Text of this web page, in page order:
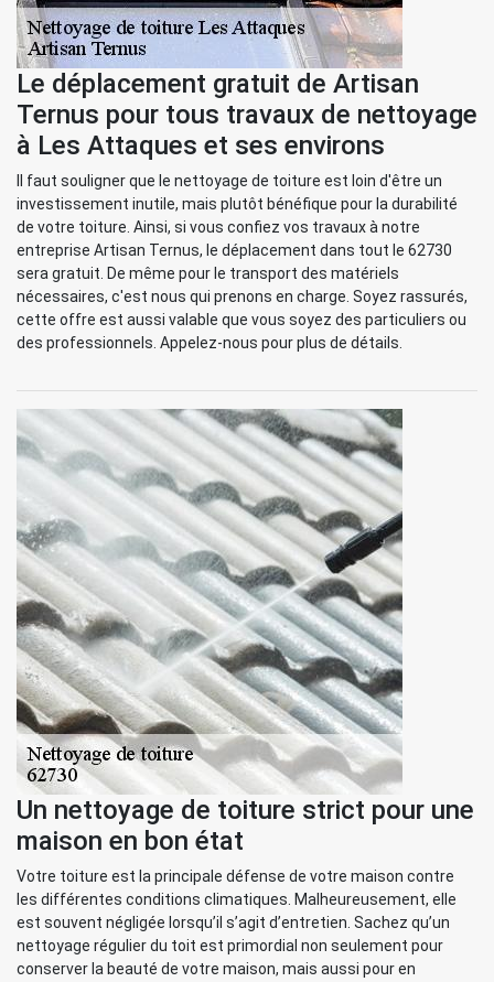
Le déplacement gratuit de Artisan
Ternus pour tous travaux de nettoyage
à Les Attaques et ses environs
Il faut souligner que le nettoyage de toiture est loin d'être un
investissement inutile, mais plutôt bénéfique pour la durabilité
de votre toiture. Ainsi, si vous confiez vos travaux à notre
entreprise Artisan Ternus, le déplacement dans tout le 62730
sera gratuit. De même pour le transport des matériels
nécessaires, c'est nous qui prenons en charge. Soyez rassurés,
cette offre est aussi valable que vous soyez des particuliers ou
des professionnels. Appelez-nous pour plus de détails.
Un nettoyage de toiture strict pour une
maison en bon état
Votre toiture est la principale défense de votre maison contre
les différentes conditions climatiques. Malheureusement, elle
est souvent négligée lorsqu’il s’agit d’entretien. Sachez qu’un
nettoyage régulier du toit est primordial non seulement pour
conserver la beauté de votre maison, mais aussi pour en